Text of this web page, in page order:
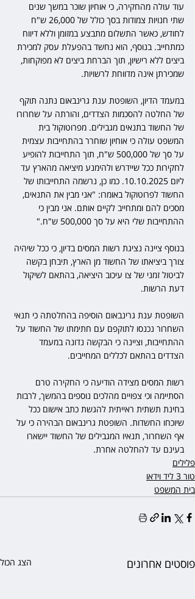
עוד עולה מהחקירה, כי אוחיון שוכר במשך שנים
שתי חנויות צמודות בסך כולל של 26,000 ש"ח
לחודש, כאשר התשלום מתבצע במזומן וללא דיווח
כמתחייב. בנוסף, הוא נחשד בהפעלת עסק למכירת
ביצים ללא רישיון, תוך הברחת ביצים לא מפוקחות,
שמכירתן אינה מדווחת לרשויות.
במעמד הדיון, השופטת ענת גרינבאום נתנה תוקף
של החלטה להסכמות הצדדים, והורתה על שחרורו
של החשוד בתנאים מגבילים. מפרוטוקול בית
המשפט עולה כי אוחיון שוחרר בהתחייבות עצמית
על סך של 500,000 ש"ח, תוך התחייבות להופיע
לחקירות ככל שיידרש ולהימנע מיציאה מהארץ עד
ליום 10.10.2025. כמו כן, נרשמה התחייבותו של
החשוד לפרוטוקול באומרו: "אני מבין את התנאים,
מסכים להם ומתחייב לקיים אותם. אני מבין כי
ההתחייבות שלי היא על סך 500,000 ש"ח."
בנוסף ציינה נציגת רשות המסים בדיון, כי ככל שיהיה
צורך ביציאתו של החשוד מן הארץ, תיבחן בקשה
לביטול זמני של צו עיכוב היציאה, בהתאם לשיקול
דעת הרשות.
השופטת ענת גרינבאום הוסיפה בהחלטתה כי תנאי
השחרור נכנסו לתוקפם עם חתימתו של החשוד על
ההתחייבות, וציינה כי הבקשה נדונה במעמד
הצדדים בהתאם לכללים המחייבים.
רשות המסים מצידה הודיעה כי החקירה טרם
הסתיימה וכי צפויים מהלכים נוספים בהמשך, לרבות
בחינת תשתית ראייתית להגשת כתב אישום ככל
שיוכחו החשדות. השופטת גרינבאום הבהירה כי על
אף השחרור, תנאיו המגבילים של החשוד יישארו
בעינם עד להחלטה אחרת.
פלילים
טור 3 ליד וידאו
בית המשפט
פוסטים אחרונים הצג הכול